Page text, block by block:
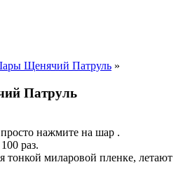
Щенячий Патруль »
Патруль
нажмите на шар .
раз.
тонкой миларовой пленке, летают